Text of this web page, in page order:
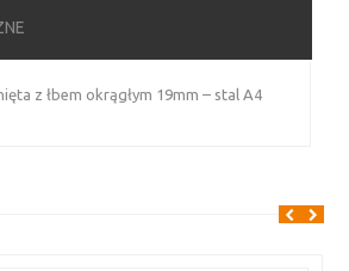
z łbem okrągłym 19mm – stal A4